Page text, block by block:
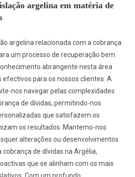
argelina em matéria de
argelina relacionada com a cobrança
um processo de recuperação bem
abrangente nesta área
para os nossos clientes. A
nos navegar pelas complexidades
de dívidas, permitindo-nos
que satisfazem os
os resultados. Mantemo-nos
alterações ou desenvolvimentos
de dívidas na Argélia,
que se alinham com os mais